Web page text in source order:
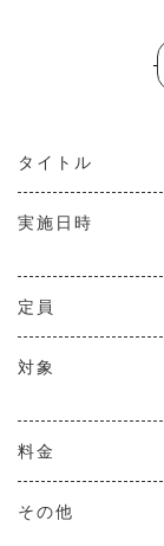
タイトル
実施日時
定員
対象
料金
その他